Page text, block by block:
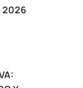
2026